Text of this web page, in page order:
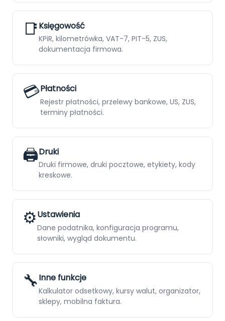
📑 Księgowość
KPiR, kilometrówka, VAT-7, PIT-5, ZUS,
dokumentacja firmowa.
💳Płatności
Rejestr płatności, przelewy bankowe, US, ZUS,
terminy płatności.
🖨️Druki
Druki firmowe, druki pocztowe, etykiety, kody
kreskowe.
⚙️Ustawienia
Dane podatnika, konfiguracja programu,
słowniki, wygląd dokumentu.
🔧 Inne funkcje
Kalkulator odsetkowy, kursy walut, organizator,
sklepy, mobilna faktura.